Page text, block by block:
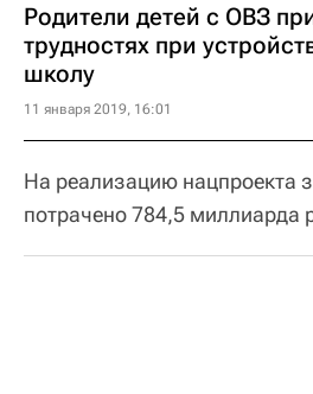
Родители детей с ОВЗ
трудностях при
школу
11 января 2019, 16:01
На реализацию нацпроекта
потрачено 784,5 миллиарда